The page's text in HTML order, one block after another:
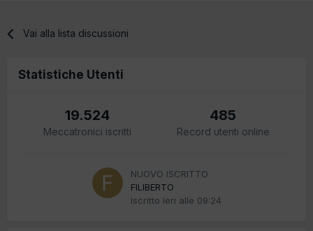
Vai alla lista discussioni
Statistiche Utenti
19.524
Meccatronici iscritti
485
Record utenti online
NUOVO ISCRITTO
FILIBERTO
Iscritto Ieri alle 09:24